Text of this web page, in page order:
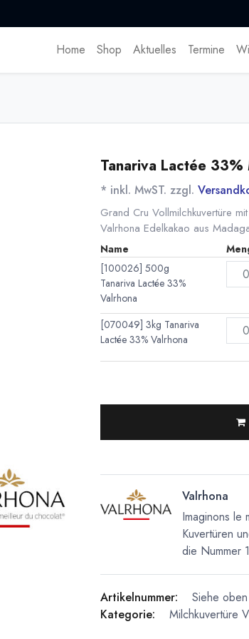
Home Shop Aktuelles Termine
Tanariva Lactée
* inkl. MwST. zzgl.
Grand Cru Vollmilchkuvertüre
Valrhona Edelkakao aus
Name
[100026] 500g
Tanariva Lactée 33%
Valrhona
[070049] 3kg Tanariva
Lactée 33% Valrhona
Valrhona
Imaginons le
Kuvertüren
die Nummer
Artikelnummer:
Siehe
Kategorie:
Milchkuvertüre